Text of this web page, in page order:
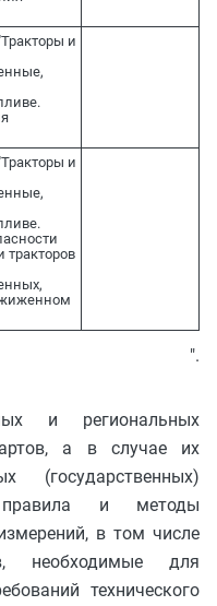
и
и
тракторов
".
и региональных
а в случае их
(государственных)
правила и методы
в том числе
необходимые для
технического